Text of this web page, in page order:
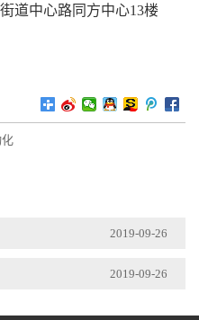
道中心路同方中心13楼
2019-09-26
2019-09-26